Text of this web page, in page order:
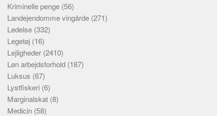
Kriminelle penge (56)
Landejendomme vingårde (271)
Ledelse (332)
Legetøj (16)
Lejligheder (2410)
Løn arbejdsforhold (187)
Luksus (67)
Lystfiskeri (6)
Marginalskat (8)
Medicin (58)